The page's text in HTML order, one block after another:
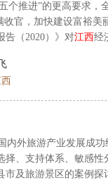
个推进”的更高要求
收官，加快建设富裕美
告（2020）》对江西经
内外旅游产业发展成
、支持体系、敏感
及旅游景区的案例